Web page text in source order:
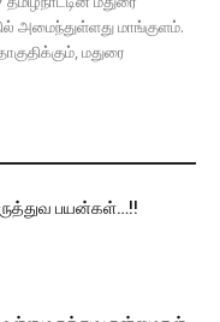
அமைந்துள்ளது மாங்குளம்.
மதுரை
பயன்கள்…!!